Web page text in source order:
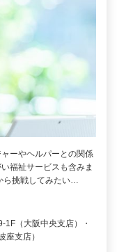
ーやヘルパーとの関係
福祉サービスも含みま
挑戦してみたい…
1F（大阪中央支店）・
座支店）